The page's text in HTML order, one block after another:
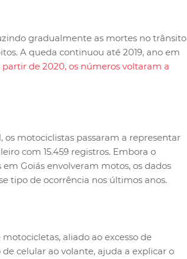
gradualmente as mortes no trânsito
A queda continuou até 2019, ano em
partir de 2020, os números voltaram a
motociclistas passaram a representar
com 15.459 registros. Embora o
Goiás envolveram motos, os dados
tipo de ocorrência nos últimos anos.
aliado ao excesso de
celular ao volante, ajuda a explicar o